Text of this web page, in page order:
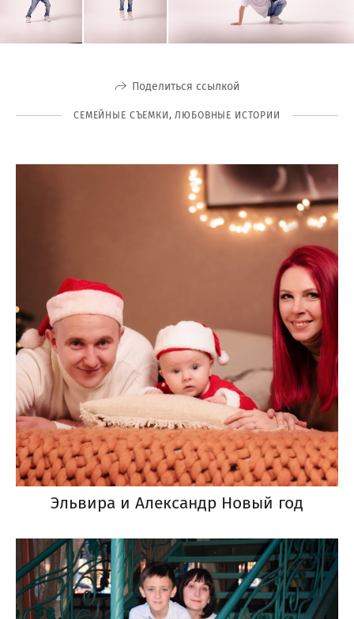
Поделиться ссылкой
СЕМЕЙНЫЕ СЪЕМКИ, ЛЮБОВНЫЕ ИСТОРИИ
Эльвира и Александр Новый год